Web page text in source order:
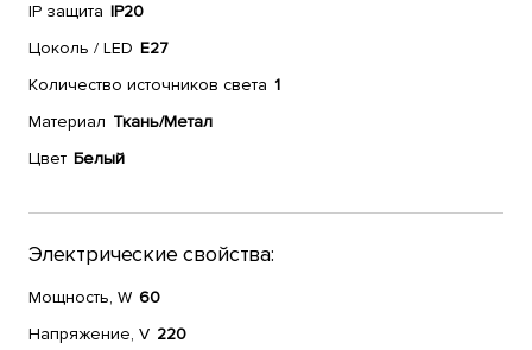
IP защита IP20
Цоколь / LED E27
Количество источников света 1
Материал Ткань/Метал
Цвет Белый
Электрические свойства:
Мощность, W 60
Напряжение, V 220